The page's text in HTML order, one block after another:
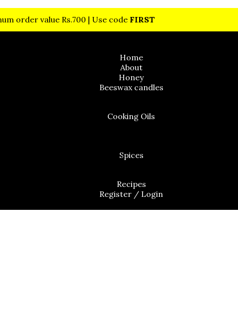
order value Rs.700 | Use code FIRST
Home
About
Honey
Beeswax candles
Cooking Oils
Spices
Recipes
Register / Login